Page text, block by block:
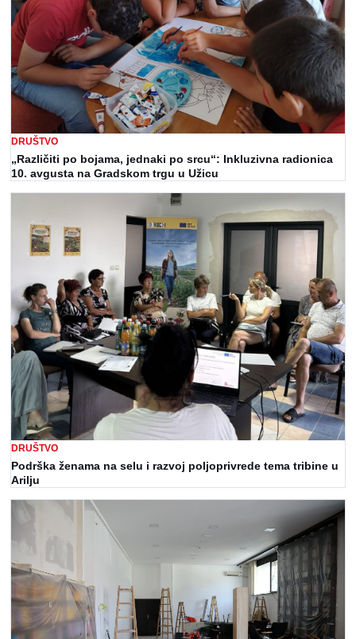
DRUŠTVO
„Različiti po bojama, jednaki po srcu“: Inkluzivna radionica
10. avgusta na Gradskom trgu u Užicu
DRUŠTVO
Podrška ženama na selu i razvoj poljoprivrede tema tribine u
Arilju